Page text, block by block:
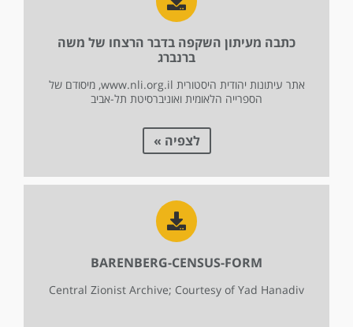
כתבה מעיתון השקפה בדבר הרצחו של משה
ברנברג
אתר עיתונות יהודית היסטורית www.nli.org.il, מיסודם של
הספרייה הלאומית ואוניברסיטת תל-אביב
לצפיה »
BARENBERG-CENSUS-FORM
Central Zionist Archive; Courtesy of Yad Hanadiv